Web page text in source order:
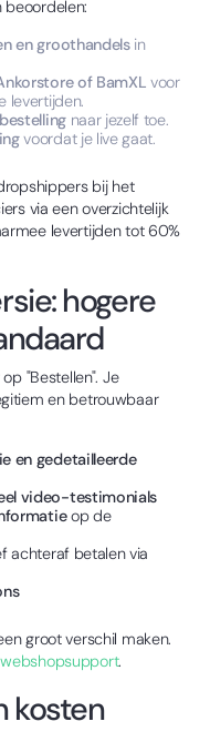
en groothandelsin
of BamXL voor
levertijden.
naar jezelf toe.
voordat je live gaat.
bij het
via een overzichtelijk
levertijden tot 60%
hogere
"Bestellen". Je
en betrouwbaar
en gedetailleerde
video-testimonials
op de
achteraf betalen via
groot verschil maken.
.
kosten